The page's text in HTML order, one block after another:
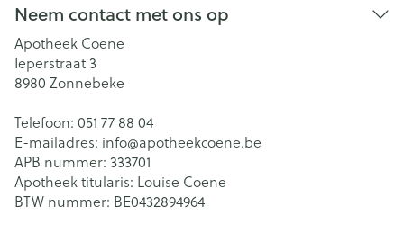
Neem contact met ons op
Apotheek Coene
Ieperstraat 3
8980 Zonnebeke
Telefoon: 051 77 88 04
E-mailadres: info@apotheekcoene.be
APB nummer: 333701
Apotheek titularis: Louise Coene
BTW nummer: BE0432894964